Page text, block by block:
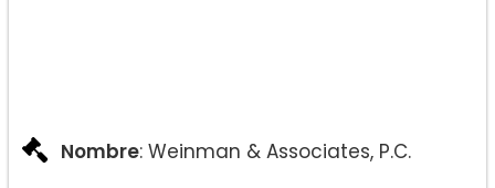
Nombre: Weinman & Associates, P.C.